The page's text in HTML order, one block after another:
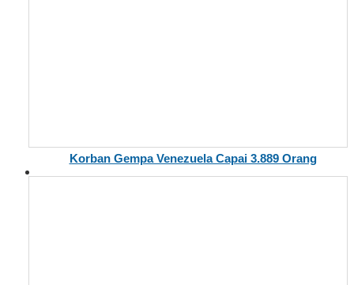
Korban Gempa Venezuela Capai 3.889 Orang